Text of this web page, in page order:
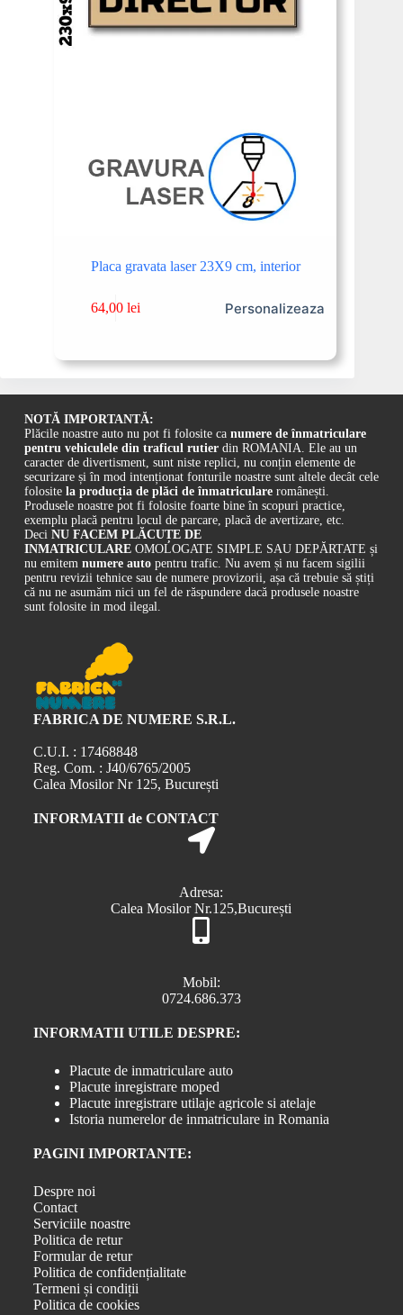
Placa gravata laser 23X9 cm, interior
64,00lei Personalizeaza
NOTĂ IMPORTANTĂ:
Plăcile noastre auto nu pot fi folosite ca numere de înmatriculare
pentru vehiculele din traficul rutierdin ROMANIA. Ele au un
caracter de divertisment, sunt niste replici, nu conțin elemente de
securizare și în mod intenționat fonturile noastre sunt altele decât cele
folosite la producția de plăci de înmatriculareromânești.
Produsele noastre pot fi folosite foarte bine în scopuri practice,
exemplu placă pentru locul de parcare, placă de avertizare, etc.
Deci NU FACEM PLĂCUȚE DE
INMATRICULAREOMOLOGATE SIMPLE SAU DEPĂRTATE și
nu emitem numere autopentru trafic. Nu avem și nu facem sigilii
pentru revizii tehnice sau de numere provizorii, așa că trebuie să știți
că nu ne asumăm nici un fel de răspundere dacă produsele noastre
sunt folosite in mod ilegal.
FABRICA DE NUMERE S.R.L.
C.U.I. : 17468848
Reg. Com. : J40/6765/2005
Calea Mosilor Nr 125, București
INFORMATII de CONTACT
Adresa:
Calea Mosilor Nr.125,București
Mobil:
0724.686.373
INFORMATII UTILE DESPRE:
Placute de inmatriculare auto
Placute inregistrare moped
Placute inregistrare utilaje agricole si atelaje
Istoria numerelor de inmatriculare in Romania
PAGINI IMPORTANTE:
Despre noi
Contact
Serviciile noastre
Politica de retur
Formular de retur
Politica de confidențialitate
Termeni și condiții
Politica de cookies